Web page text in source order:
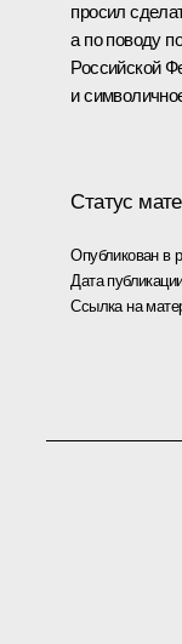
просил
а по поводу
Российской
и
Статус
Опубликован в
Дата
Ссылка на